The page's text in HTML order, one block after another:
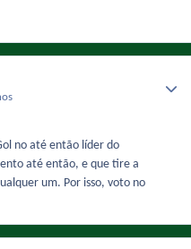
no até então líder do
até então, e que tire a
um. Por isso, voto no